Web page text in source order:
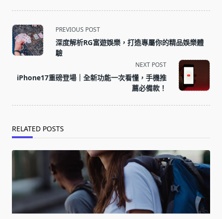
<span
class="nav-
subtitle
reader-
PREVIOUS POST
深度解析RG富遊娛樂，打造專屬你的精品娛樂體
驗
NEXT POST
iPhone17重磅登場｜全新功能一次看懂，手機推
薦必備款！
RELATED POSTS